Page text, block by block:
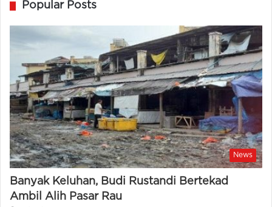
Popular Posts
News
Banyak Keluhan, Budi Rustandi Bertekad
Ambil Alih Pasar Rau